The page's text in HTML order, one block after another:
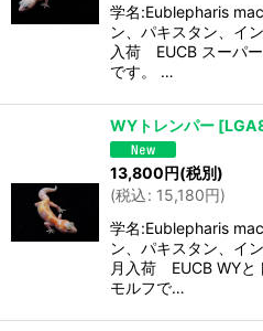
学名:Eublepharis
ン、パキスタン、イ
入荷 EUCB スーパ
です。 …
WYトレンパー [
13,800円(税別)
(税込: 15,180円)
学名:Eublepharis
ン、パキスタン、イ
月入荷 EUCB WYと
モルフで…